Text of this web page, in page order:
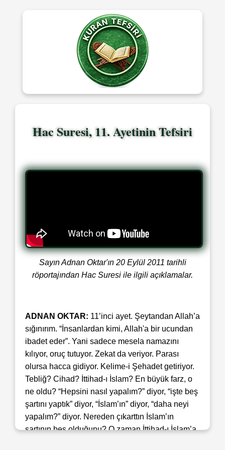
Hac Suresi, 11. Ayetinin Tefsiri
Sayın Adnan Oktar'ın 20 Eylül 2011 tarihli
röportajından Hac Suresi ile ilgili açıklamalar.
ADNAN OKTAR: 11’inci ayet. Şeytandan Allah’a
sığınırım. “İnsanlardan kimi, Allah'a bir ucundan
ibadet eder”. Yani sadece mesela namazını
kılıyor, oruç tutuyor. Zekat da veriyor. Parası
olursa hacca gidiyor. Kelime-i Şehadet getiriyor.
Tebliğ? Cihad? İttihad-ı İslam? En büyük farz, o
ne oldu? “Hepsini nasıl yapalım?” diyor, “işte beş
şartını yaptık” diyor, “İslam’ın” diyor, “daha neyi
yapalım?” diyor. Nereden çıkarttın İslam’ın
şartının beş olduğunu? O zaman İttihad-ı İslam’a